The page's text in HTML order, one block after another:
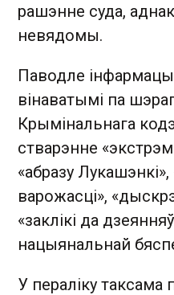
рашэнне суда,
невядомы.
Паводле
вінаватымі па
Крымінальнага
стварэнне
«абразу
варожасці»,
«заклікі да
нацыянальнай
У пераліку таксама